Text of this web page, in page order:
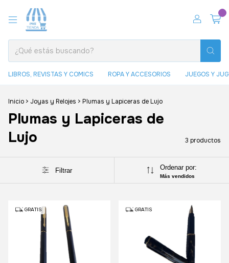
LIBROS, REVISTAS Y COMICS ROPA Y ACCESORIOS JUEGOS Y
Inicio > Joyas y Relojes > Plumas y Lapiceras de Lujo
Plumas y Lapiceras de
Lujo
3 productos
Filtrar Ordenar por:
Más vendidos
GRATIS GRATIS